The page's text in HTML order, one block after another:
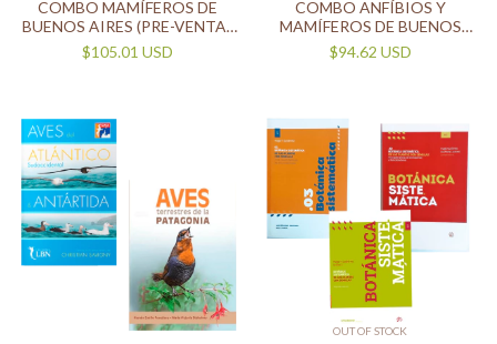
COMBO MAMÍFEROS DE
BUENOS AIRES (PRE-VENTA)
+ REPTILES DE BUENOS
AIRES (ENVIOS A PARTIR DEL
$105.01 USD
COMBO ANFÍBIOS Y
MAMÍFEROS DE BUENOS
AIRES
$94.62 USD
OUT OF STOCK